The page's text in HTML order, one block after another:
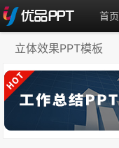
首页
立体效果PPT模板